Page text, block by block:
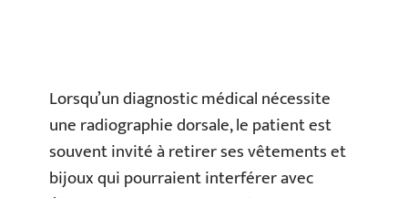
Lorsqu’un diagnostic médical nécessite
une radiographie dorsale, le patient est
souvent invité à retirer ses vêtements et
bijoux qui pourraient interférer avec